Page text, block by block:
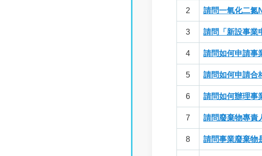
2 請問一氧化二氮
3 請問「新設事業
4 請問如何申請事
5 請問如何申請合
6 請問如何辦理事
7 請問廢棄物專責
8 請問事業廢棄物